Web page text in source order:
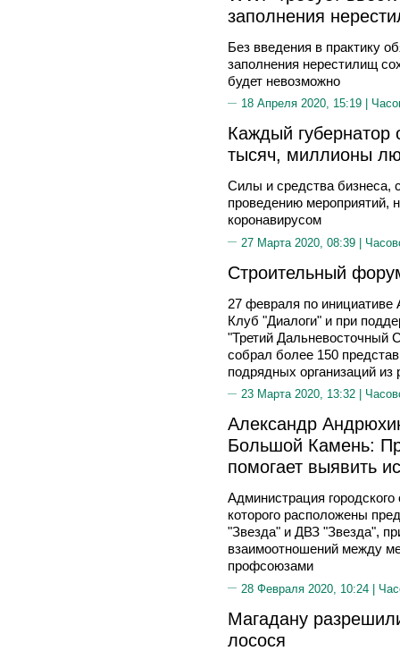
заполнения
Без введения в практику
заполнения нерестилищ
будет невозможно
18 Апреля 2020, 15:19 |
Каждый губернатор
тысяч, миллионы
Силы и средства бизнеса,
проведению мероприятий,
коронавирусом
27 Марта 2020, 08:39 |
Строительный
27 февраля по
Клуб "Диалоги" и при
"Третий Дальневосточный
собрал более 150
подрядных организаций из
23 Марта 2020, 13:32 |
Александр
Большой Камень:
помогает выявить
Администрация
которого расположены
"Звезда" и ДВЗ "Звезда",
взаимоотношений между
профсоюзами
28 Февраля 2020, 10:24 |
Магадану
лосося